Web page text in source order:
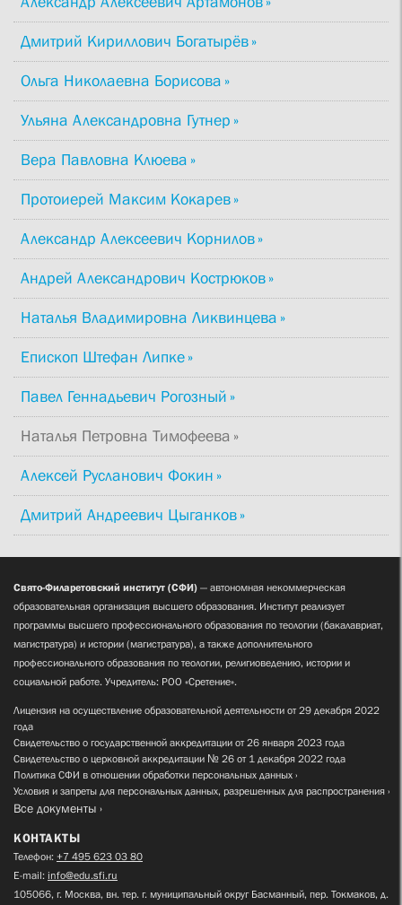
Дмитрий Кириллович Богатырёв
Ольга Николаевна Борисова
Ульяна Александровна Гутнер
Вера Павловна Клюева
Протоиерей Максим Кокарев
Александр Алексеевич Корнилов
Андрей Александрович Кострюков
Наталья Владимировна Ликвинцева
Епископ Штефан Липке
Павел Геннадьевич Рогозный
Наталья Петровна Тимофеева
Алексей Русланович Фокин
Дмитрий Андреевич Цыганков
Свято-Филаретовский институт (СФИ) — автономная некоммерческая
образовательная организация высшего образования. Институт реализует
программы высшего профессионального образования по теологии (бакалавриат,
магистратура) и истории (магистратура), а также дополнительного
профессионального образования по теологии, религиоведению, истории и
социальной работе. Учредитель: РОО «Сретение».
Лицензия на осуществление образовательной деятельности от 29 декабря 2022
года
Свидетельство о государственной аккредитации от 26 января 2023 года
Свидетельство о церковной аккредитации № 26 от 1 декабря 2022 года
Политика СФИ в отношении обработки персональных данных
Условия и запреты для персональных данных, разрешенных для распространения
Все документы
КОНТАКТЫ
Телефон: +7 495 623 03 80
E-mail: info@edu.sfi.ru
105066, г. Москва, вн. тер. г. муниципальный округ Басманный, пер. Токмаков, д.